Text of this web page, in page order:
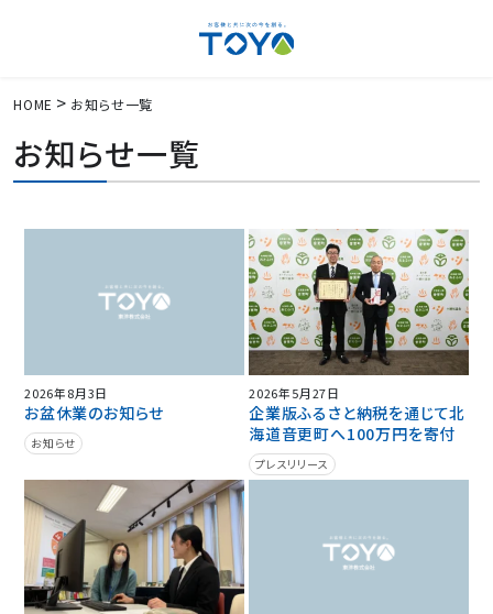
HOME お知らせ一覧
お知らせ一覧
2026年8月3日
お盆休業のお知らせ
お知らせ
2026年5月27日
企業版ふるさと納税を通じて北
海道音更町へ100万円を寄付
プレスリリース